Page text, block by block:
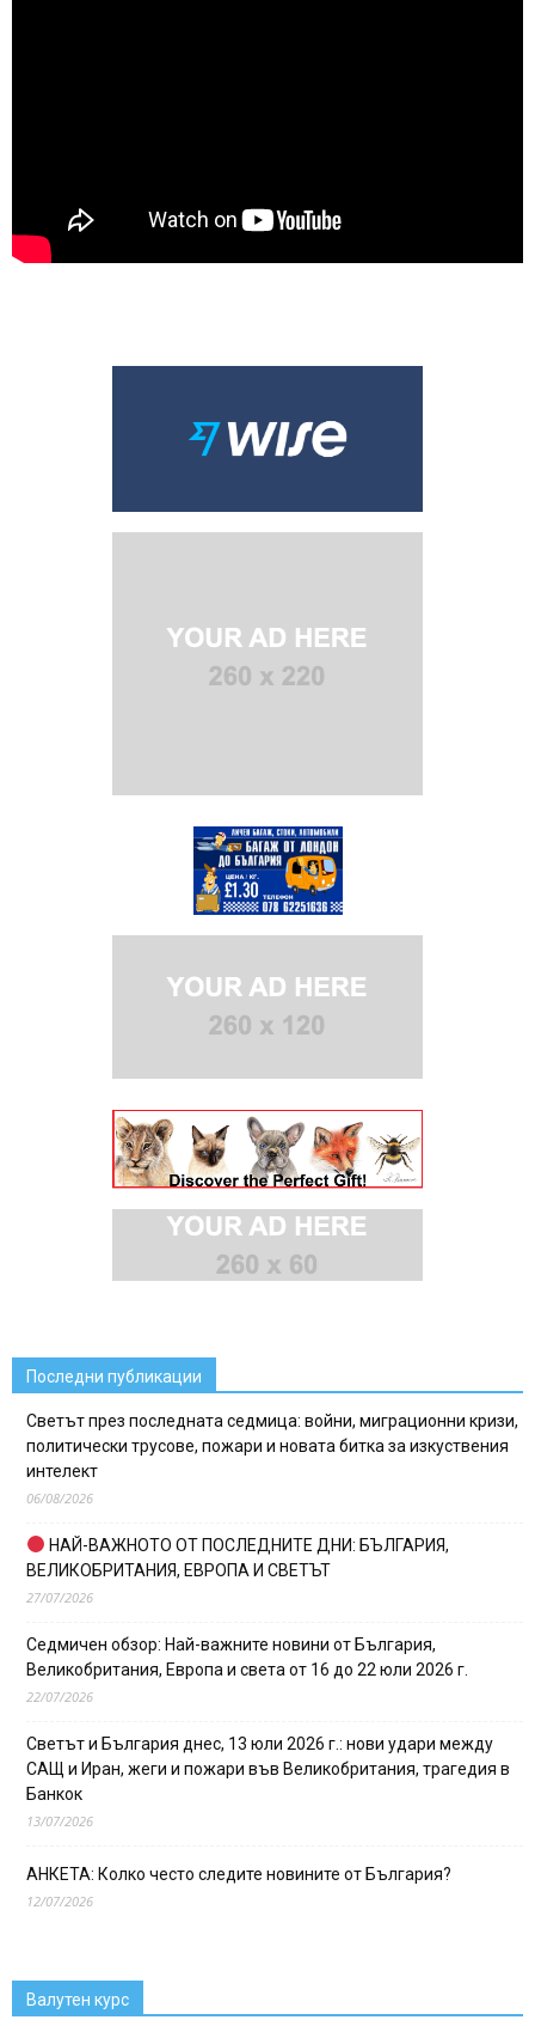
Последни публикации
Светът през последната седмица: войни, миграционни кризи,
политически трусове, пожари и новата битка за изкуствения
интелект
06/08/2026
НАЙ-ВАЖНОТО ОТ ПОСЛЕДНИТЕ ДНИ: БЪЛГАРИЯ,
ВЕЛИКОБРИТАНИЯ, ЕВРОПА И СВЕТЪТ
27/07/2026
Седмичен обзор: Най-важните новини от България,
Великобритания, Европа и света от 16 до 22 юли 2026 г.
22/07/2026
Светът и България днес, 13 юли 2026 г.: нови удари между
САЩ и Иран, жеги и пожари във Великобритания, трагедия в
Банкок
13/07/2026
АНКЕТА: Колко често следите новините от България?
12/07/2026
Валутен курс